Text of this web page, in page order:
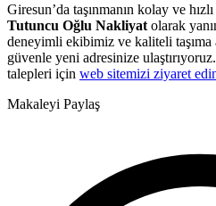
Giresun’da taşınmanın kolay ve
Tutuncu Oğlu Nakliyat olarak
deneyimli ekibimiz ve kaliteli taşıma
güvenle yeni adresinize
talepleri için web sitemizi ziyaret
Makaleyi Paylaş